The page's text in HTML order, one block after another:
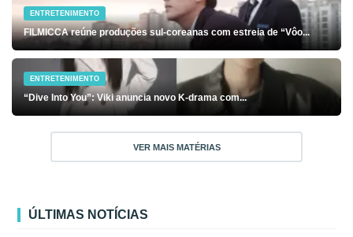
ENTRETENIMENTO
FILMICCA reúne produções sul-coreanas com estreia de “Vôo...
ENTRETENIMENTO
“Dive Into You”: Viki anuncia novo K-drama com...
VER MAIS MATÉRIAS
ÚLTIMAS NOTÍCIAS